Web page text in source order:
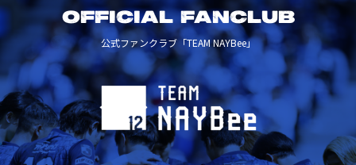
OFFICIAL FANCLUB
公式ファンクラブ「TEAM NAYBee」